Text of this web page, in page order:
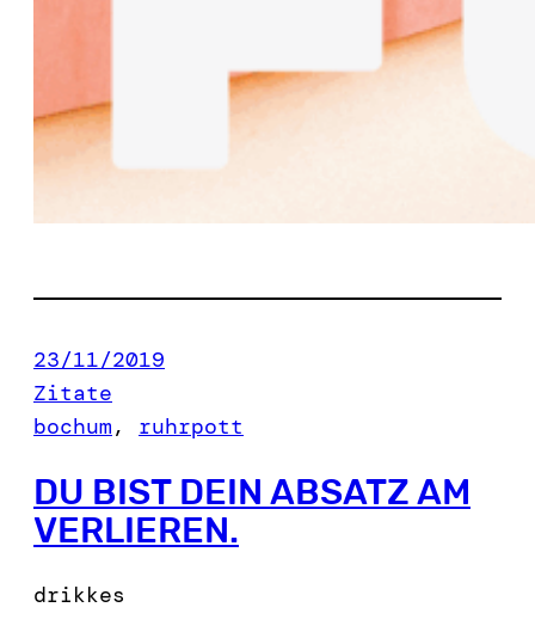
23/11/2019
Zitate
bochum, ruhrpott
DU BIST DEIN ABSATZ AM
VERLIEREN.
drikkes